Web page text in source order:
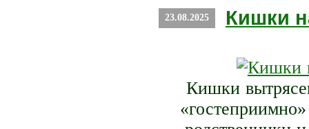
23.08.2025 Кишки
Кишки